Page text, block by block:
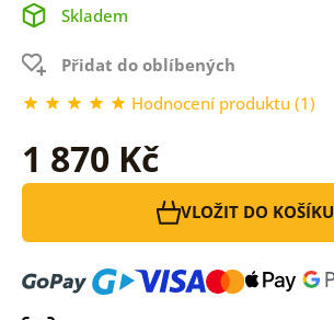
Skladem
Přidat do oblíbených
Hodnocení produktu (1)
1 870 Kč
VLOŽIT DO KOŠÍKU